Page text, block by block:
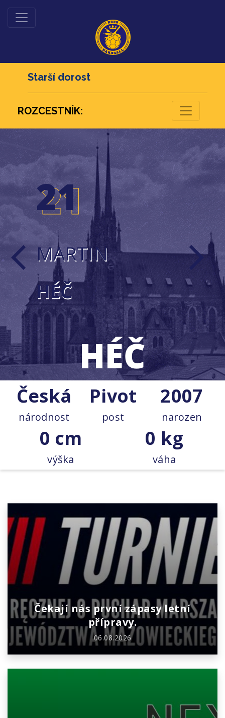
Starší dorost
ROZCESTNÍK:
arrow_back_ios
26
21
21
MARTIN
HÉČ
HÉČ
arrow_forward_ios
Česká
národnost
Pivot
post
2007
narozen
0 cm
výška
0 kg
váha
Čekají nás první zápasy letní
přípravy.
06.08.2026